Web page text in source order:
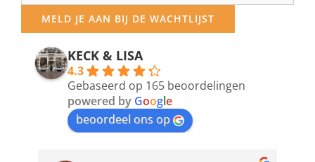
your
email
address
MELD JE AAN BIJ DE WACHTLIJST
KECK & LISA
4.3
Gebaseerd op 165 beoordelingen
powered by Google
beoordeel ons op